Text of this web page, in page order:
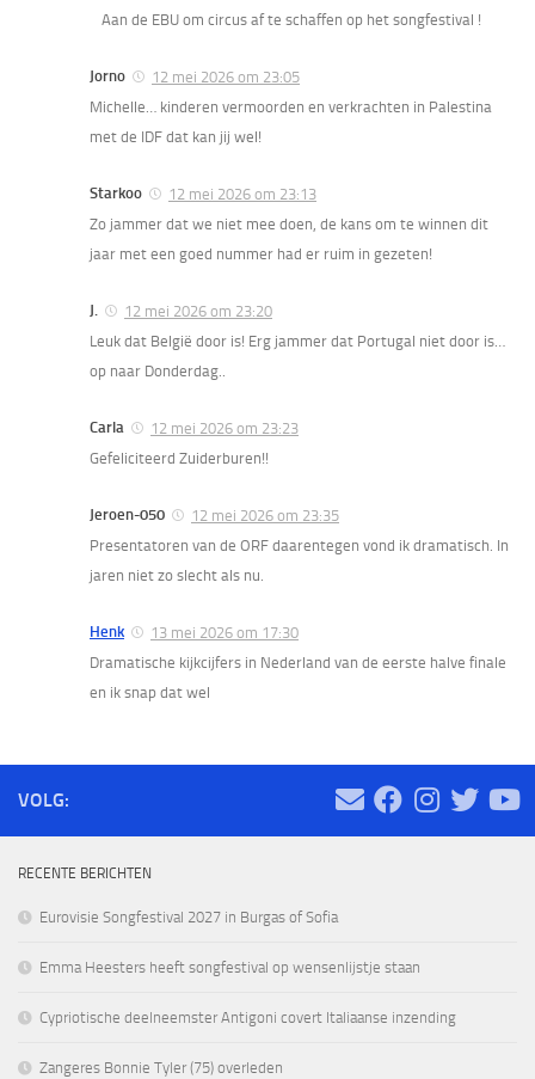
Aan de EBU om circus af te schaffen op het songfestival !
Jorno
12 mei 2026 om 23:05
Michelle… kinderen vermoorden en verkrachten in Palestina
met de IDF dat kan jij wel!
Starkoo
12 mei 2026 om 23:13
Zo jammer dat we niet mee doen, de kans om te winnen dit
jaar met een goed nummer had er ruim in gezeten!
J.
12 mei 2026 om 23:20
Leuk dat België door is! Erg jammer dat Portugal niet door is…
op naar Donderdag..
Carla
12 mei 2026 om 23:23
Gefeliciteerd Zuiderburen!!
Jeroen-050
12 mei 2026 om 23:35
Presentatoren van de ORF daarentegen vond ik dramatisch. In
jaren niet zo slecht als nu.
Henk
13 mei 2026 om 17:30
Dramatische kijkcijfers in Nederland van de eerste halve finale
en ik snap dat wel
VOLG:
RECENTE BERICHTEN
Eurovisie Songfestival 2027 in Burgas of Sofia
Emma Heesters heeft songfestival op wensenlijstje staan
Cypriotische deelneemster Antigoni covert Italiaanse inzending
Zangeres Bonnie Tyler (75) overleden